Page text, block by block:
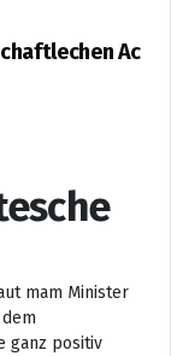
Ac
mam Minister
ganz positiv